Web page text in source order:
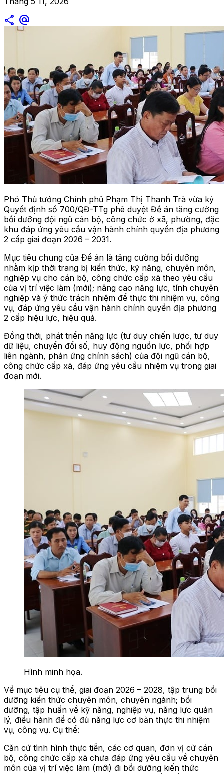
share alternate_email
Phó Thủ tướng Chính phủ Phạm Thị Thanh Trà vừa ký
Quyết định số 700/QĐ-TTg phê duyệt Đề án tăng cường
bồi dưỡng đội ngũ cán bộ, công chức ở xã, phường, đặc
khu đáp ứng yêu cầu vận hành chính quyền địa phương
2 cấp giai đoạn 2026 – 2031.
Mục tiêu chung của Đề án là tăng cường bồi dưỡng
nhằm kịp thời trang bị kiến thức, kỹ năng, chuyên môn,
nghiệp vụ cho cán bộ, công chức cấp xã theo yêu cầu
của vị trí việc làm (mới); nâng cao năng lực, tính chuyên
nghiệp và ý thức trách nhiệm để thực thi nhiệm vụ, công
vụ, đáp ứng yêu cầu vận hành chính quyền địa phương
2 cấp hiệu lực, hiệu quả.
Đồng thời, phát triển năng lực (tư duy chiến lược, tư duy
dữ liệu, chuyển đổi số, huy động nguồn lực, phối hợp
liên ngành, phản ứng chính sách) của đội ngũ cán bộ,
công chức cấp xã, đáp ứng yêu cầu nhiệm vụ trong giai
đoạn mới.
Hình minh họa.
Về mục tiêu cụ thể, giai đoạn 2026 – 2028, tập trung bồi
dưỡng kiến thức chuyên môn, chuyên ngành; bồi
dưỡng, tập huấn về kỹ năng, nghiệp vụ, năng lực quản
lý, điều hành để có đủ năng lực cơ bản thực thi nhiệm
vụ, công vụ. Cụ thể:
Căn cứ tình hình thực tiễn, các cơ quan, đơn vị cử cán
bộ, công chức cấp xã chưa đáp ứng yêu cầu về chuyên
môn của vị trí việc làm (mới) đi bồi dưỡng kiến thức